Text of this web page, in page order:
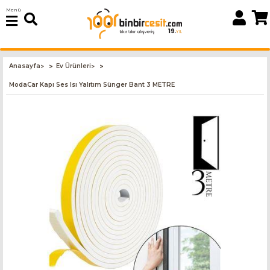
Menü
Anasayfa> Ev Ürünleri>
ModaCar Kapı Ses Isı Yalıtım Sünger Bant 3 METRE